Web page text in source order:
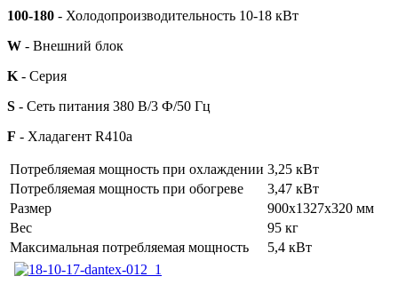
100-180 - Холодопроизводительность 10-18 кВт
W - Внешний блок
K - Серия
S - Сеть питания 380 В/3 Ф/50 Гц
F - Хладагент R410a
Потребляемая мощность при охлаждении 3,25 кВт
Потребляемая мощность при обогреве
3,47 кВт
Размер
900x1327x320 мм
Вес
95 кг
Максимальная потребляемая мощность
5,4 кВт